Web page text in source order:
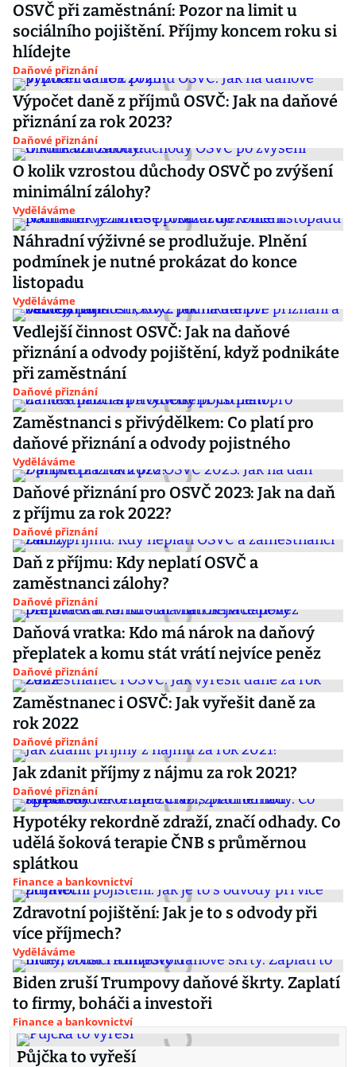
OSVČ při zaměstnání: Pozor na limit u
sociálního pojištění. Příjmy koncem roku si
hlídejte
Daňové přiznání
Výpočet daně z příjmů OSVČ: Jak na daňové
přiznání za rok 2023?
Daňové přiznání
O kolik vzrostou důchody OSVČ po zvýšení
minimální zálohy?
Vyděláváme
Náhradní výživné se prodlužuje. Plnění
podmínek je nutné prokázat do konce
listopadu
Vyděláváme
Vedlejší činnost OSVČ: Jak na daňové
přiznání a odvody pojištění, když podnikáte
při zaměstnání
Daňové přiznání
Zaměstnanci s přivýdělkem: Co platí pro
daňové přiznání a odvody pojistného
Vyděláváme
Daňové přiznání pro OSVČ 2023: Jak na daň
z příjmu za rok 2022?
Daňové přiznání
Daň z příjmu: Kdy neplatí OSVČ a
zaměstnanci zálohy?
Daňové přiznání
Daňová vratka: Kdo má nárok na daňový
přeplatek a komu stát vrátí nejvíce peněz
Daňové přiznání
Zaměstnanec i OSVČ: Jak vyřešit daně za
rok 2022
Daňové přiznání
Jak zdanit příjmy z nájmu za rok 2021?
Daňové přiznání
Hypotéky rekordně zdraží, značí odhady. Co
udělá šoková terapie ČNB s průměrnou
splátkou
Finance a bankovnictví
Zdravotní pojištění: Jak je to s odvody při
více příjmech?
Vyděláváme
Biden zruší Trumpovy daňové škrty. Zaplatí
to firmy, boháči a investoři
Finance a bankovnictví
Půjčka to vyřeší